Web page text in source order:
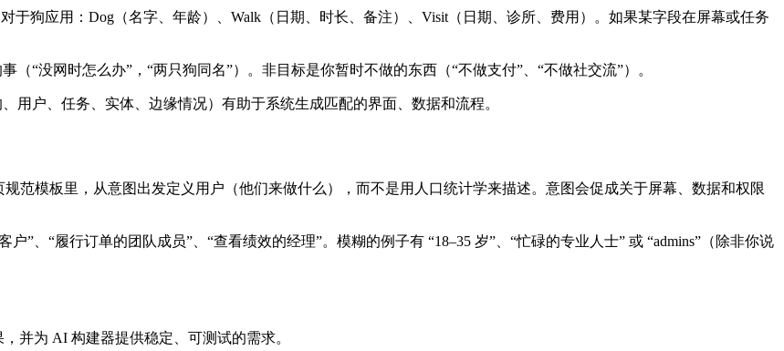
于狗应用：Dog（名字、年龄）、Walk（日期、时长、备注）、Visit（日期、诊所、费用）。如果某字段在屏幕或任务
“没网时怎么办”，“两只狗同名”）。非目标是你暂时不做的东西（“不做支付”、“不做社交流”）。
用户、任务、实体、边缘情况）有助于系统生成匹配的界面、数据和流程。
范模板里，从意图出发定义用户（他们来做什么），而不是用人口统计学来描述。意图会促成关于屏幕、数据和权限
”、“履行订单的团队成员”、“查看绩效的经理”。模糊的例子有 “18–35 岁”、“忙碌的专业人士” 或 “admins”（除非你说
并为 AI 构建器提供稳定、可测试的需求。